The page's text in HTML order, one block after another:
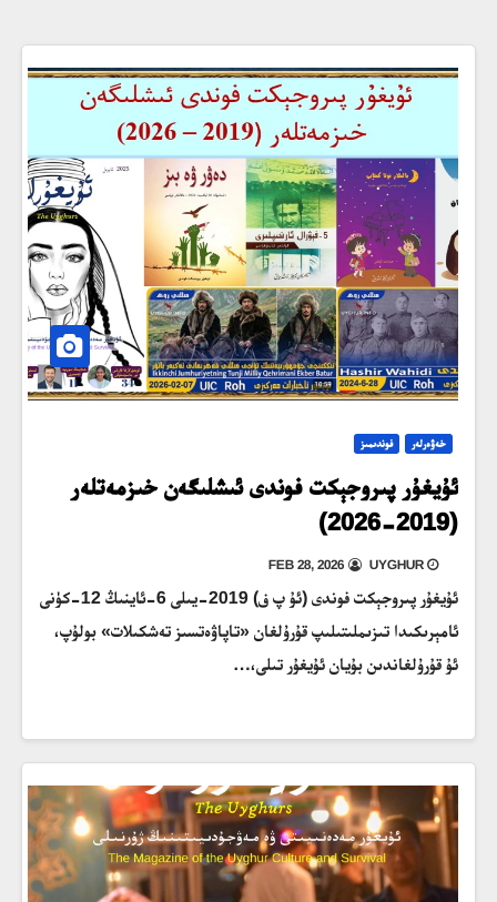
خەۋەرلەر فوندىمىز
ئۇيغۇر پىروجېكت فوندى ئىشلىگەن خىزمەتلەر
(2019-2026)
FEB 28, 2026 UYGHUR
ئۇيغۇر پىروجېكت فوندى (ئۇ پ ف) 2019-يىلى 6-ئاينىڭ 12-كۈنى
ئامېرىكىدا تىزىملىتىلىپ قۇرۇلغان «تاپاۋەتسىز تەشكىلات» بولۇپ،
ئۇ قۇرۇلغاندىن بۇيان ئۇيغۇر تىلى،…